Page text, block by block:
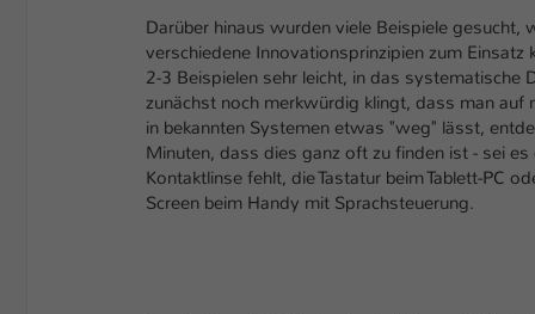
Darüber hinaus wurden viele Beispiele gesucht,
verschiedene Innovationsprinzipien zum Einsatz
2-3 Beispielen sehr leicht, in das systematische
zunächst noch merkwürdig klingt, dass man auf
in bekannten Systemen etwas "weg" lässt,
Minuten, dass dies ganz oft zu finden ist - sei
Kontaktlinse fehlt, die Tastatur beim Tablett-PC
Screen beim Handy mit Sprachsteuerung.